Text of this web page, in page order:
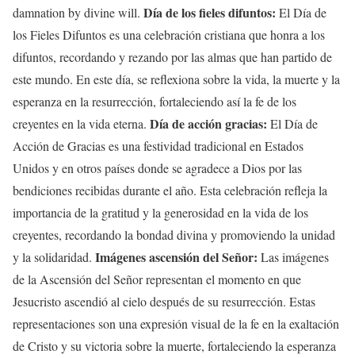
damnation by divine will. Día de los fieles difuntos: El Día de
los Fieles Difuntos es una celebración cristiana que honra a los
difuntos, recordando y rezando por las almas que han partido de
este mundo. En este día, se reflexiona sobre la vida, la muerte y la
esperanza en la resurrección, fortaleciendo así la fe de los
creyentes en la vida eterna. Día de acción gracias: El Día de
Acción de Gracias es una festividad tradicional en Estados
Unidos y en otros países donde se agradece a Dios por las
bendiciones recibidas durante el año. Esta celebración refleja la
importancia de la gratitud y la generosidad en la vida de los
creyentes, recordando la bondad divina y promoviendo la unidad
y la solidaridad. Imágenes ascensión del Señor: Las imágenes
de la Ascensión del Señor representan el momento en que
Jesucristo ascendió al cielo después de su resurrección. Estas
representaciones son una expresión visual de la fe en la exaltación
de Cristo y su victoria sobre la muerte, fortaleciendo la esperanza